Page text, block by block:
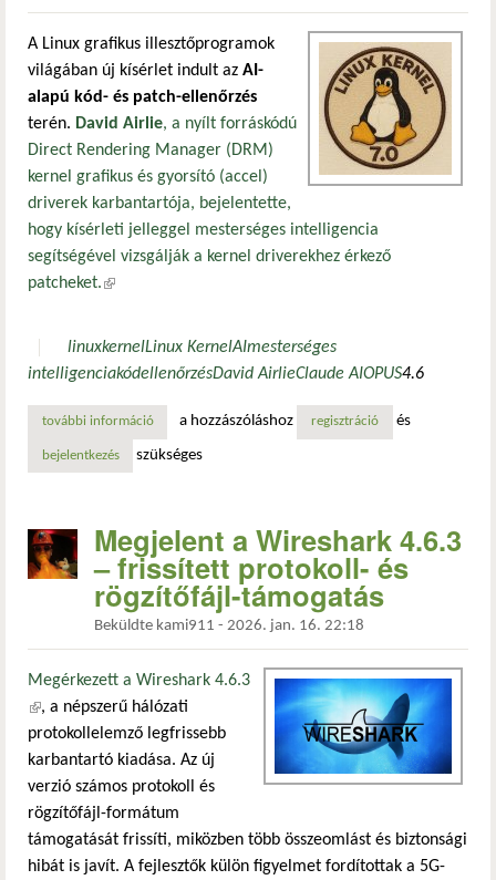
A Linux grafikus illesztőprogramok
világában új kísérlet indult az AI-
alapú kód- és patch-ellenőrzés
terén. David Airlie, a nyílt forráskódú
Direct Rendering Manager (DRM)
kernel grafikus és gyorsító (accel)
driverek karbantartója, bejelentette,
hogy kísérleti jelleggel mesterséges intelligencia
segítségével vizsgálják a kernel driverekhez érkező
patcheket.(külső hivatkozás)
linuxkernelLinux KernelAImesterséges
intelligenciakódellenőrzésDavid AirlieClaude AIOPUS4.6
további információai kódellenőrzéssel kísérletezik a linux kernel grafikus
a hozzászóláshoz regisztráció és
bejelentkezés szükséges
Megjelent a Wireshark 4.6.3
– frissített protokoll- és
rögzítőfájl-támogatás
Beküldte kami911 - 2026. jan. 16. 22:18
Megérkezett a Wireshark 4.6.3
(külső hivatkozás)
, a népszerű hálózati
protokollelemző legfrissebb
karbantartó kiadása. Az új
verzió számos protokoll és
rögzítőfájl-formátum
támogatását frissíti, miközben több összeomlást és biztonsági
hibát is javít. A fejlesztők külön figyelmet fordítottak a 5G-